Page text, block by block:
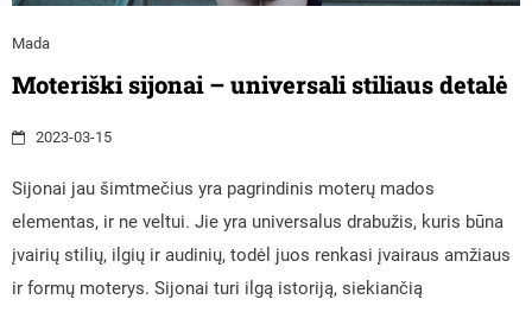
Mada
Moteriški sijonai – universali stiliaus detalė
2023-03-15
Sijonai jau šimtmečius yra pagrindinis moterų mados
elementas, ir ne veltui. Jie yra universalus drabužis, kuris būna
įvairių stilių, ilgių ir audinių, todėl juos renkasi įvairaus amžiaus
ir formų moterys. Sijonai turi ilgą istoriją, siekiančią